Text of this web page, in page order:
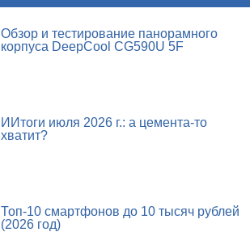
Обзор и тестирование панорамного
корпуса DeepCool CG590U 5F
ИИтоги июля 2026 г.: а цемента-то
хватит?
Топ-10 смартфонов до 10 тысяч рублей
(2026 год)